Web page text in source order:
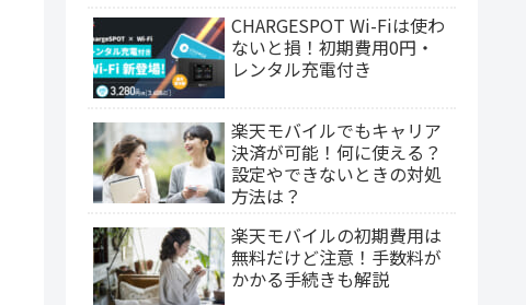
CHARGESPOT Wi-Fiは使わ
ないと損！初期費用0円・
レンタル充電付き
楽天モバイルでもキャリア
決済が可能！何に使える？
設定やできないときの対処
方法は？
楽天モバイルの初期費用は
無料だけど注意！手数料が
かかる手続きも解説